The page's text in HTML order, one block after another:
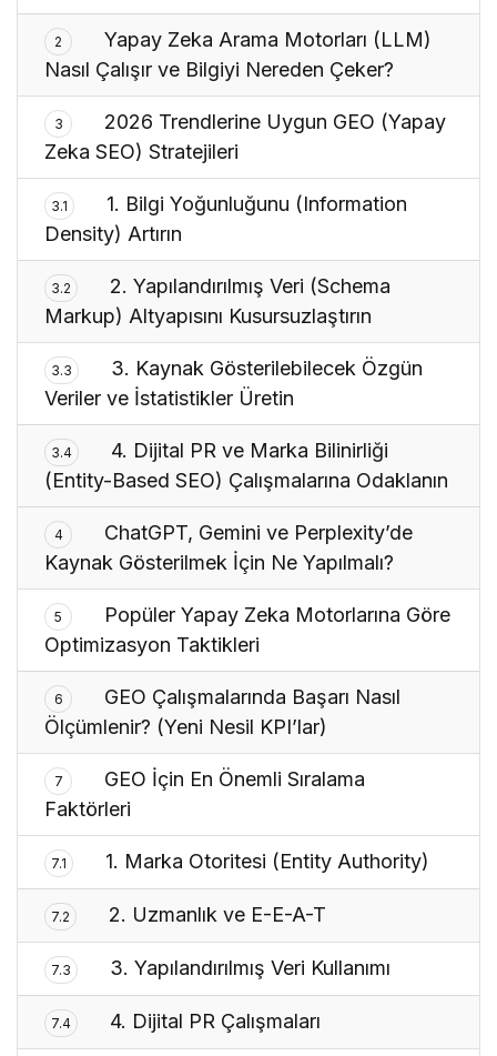
2
Yapay Zeka Arama Motorları (LLM)
Nasıl Çalışır ve Bilgiyi Nereden Çeker?
3
2026 Trendlerine Uygun GEO (Yapay
Zeka SEO) Stratejileri
3.1
1. Bilgi Yoğunluğunu (Information
Density) Artırın
3.2
2. Yapılandırılmış Veri (Schema
Markup) Altyapısını Kusursuzlaştırın
3.3
3. Kaynak Gösterilebilecek Özgün
Veriler ve İstatistikler Üretin
3.4
4. Dijital PR ve Marka Bilinirliği
(Entity-Based SEO) Çalışmalarına Odaklanın
4
ChatGPT, Gemini ve Perplexity’de
Kaynak Gösterilmek İçin Ne Yapılmalı?
5
Popüler Yapay Zeka Motorlarına Göre
Optimizasyon Taktikleri
6
GEO Çalışmalarında Başarı Nasıl
Ölçümlenir? (Yeni Nesil KPI’lar)
7
GEO İçin En Önemli Sıralama
Faktörleri
7.1 1. Marka Otoritesi (Entity Authority)
7.2 2. Uzmanlık ve E-E-A-T
7.3 3. Yapılandırılmış Veri Kullanımı
7.4 4. Dijital PR Çalışmaları